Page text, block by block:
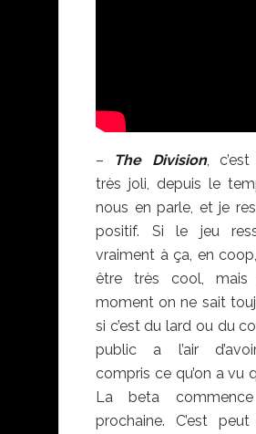
– The Division,
très joli, depuis le
nous en parle, et je
positif. Si le jeu
vraiment à ça, en
être très cool,
moment on ne sait
si c’est du lard ou du
public a l’air
compris ce qu’on a vu
La beta commence
prochaine. C’est